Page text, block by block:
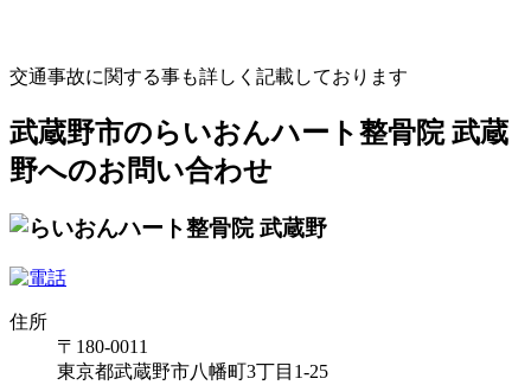
交通事故に関する事も詳しく記載しております
武蔵野市のらいおんハート整骨院 武蔵
野へのお問い合わせ
住所
〒180-0011
東京都武蔵野市八幡町3丁目1-25